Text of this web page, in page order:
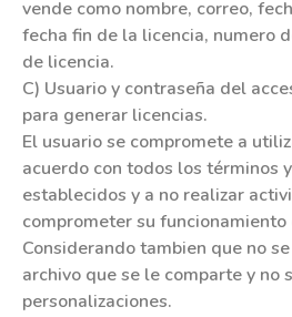
vende como nombre, correo,
fecha fin de la licencia, numero
de licencia.
C) Usuario y contraseña del
para generar licencias.
El usuario se compromete a
acuerdo con todos los términos
establecidos y a no realizar
comprometer su
Considerando tambien que no
archivo que se le comparte y no
personalizaciones.